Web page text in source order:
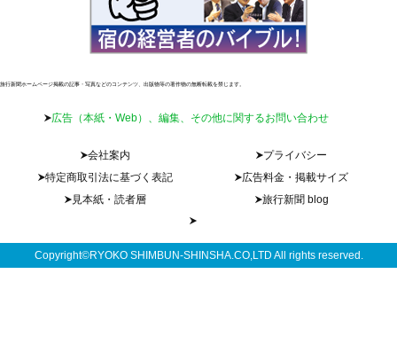
旅行新聞ホームページ掲載の記事・写真などのコンテンツ、出版物等の著作物の無断転載を禁じます。
広告（本紙・Web）、編集、その他に関するお問い合わせ
会社案内
プライバシー
特定商取引法に基づく表記
広告料金・掲載サイズ
見本紙・読者層
旅行新聞 blog
Copyright©RYOKO SHIMBUN-SHINSHA.CO,LTD All rights reserved.